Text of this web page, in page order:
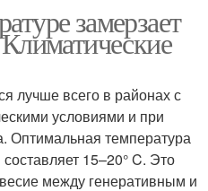
замерзает
лучше всего в районах с
условиями и при
Оптимальная температура
15–20° C. Это
между генеративным и